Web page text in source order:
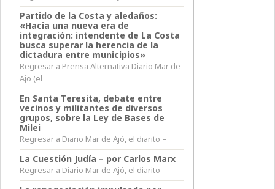
Partido de la Costa y aledaños:
«Hacia una nueva era de
integración: intendente de La Costa
busca superar la herencia de la
dictadura entre municipios»
Regresar a Prensa Alternativa Diario Mar de
Ajo (el
En Santa Teresita, debate entre
vecinos y militantes de diversos
grupos, sobre la Ley de Bases de
Milei
Regresar a Diario Mar de Ajó, el diarito –
La Cuestión Judía – por Carlos Marx
Regresar a Diario Mar de Ajó, el diarito –